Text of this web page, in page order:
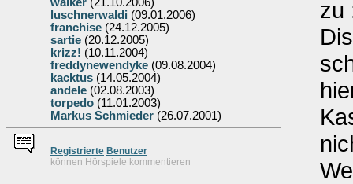
luschnerwaldi (09.01.2006)
franchise (24.12.2005)
sartie (20.12.2005)
krizz! (10.11.2004)
freddynewendyke (09.08.2004)
kacktus (14.05.2004)
andele (02.08.2003)
torpedo (11.01.2003)
Markus Schmieder (26.07.2001)
Registrierte Benutzer
können Hörspiele kommentieren
zu